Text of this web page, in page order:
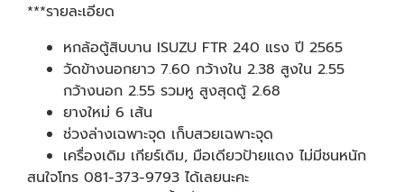
***รายละเอียด
หกล้อตู้สิบบาน ISUZU FTR 240 แรง ปี 2565
วัดข้างนอกยาว 7.60 กว้างใน 2.38 สูงใน 2.55
กว้างนอก 2.55 รวมหู สูงสุดตู้ 2.68
ยางใหม่ 6 เส้น
ช่วงล่างเฉพาะจุด เก็บสวยเฉพาะจุด
เครื่องเดิม เกียร์เดิม, มือเดียวป้ายแดง ไม่มีชนหนัก
สนใจโทร 081-373-9793 ได้เลยนะคะ